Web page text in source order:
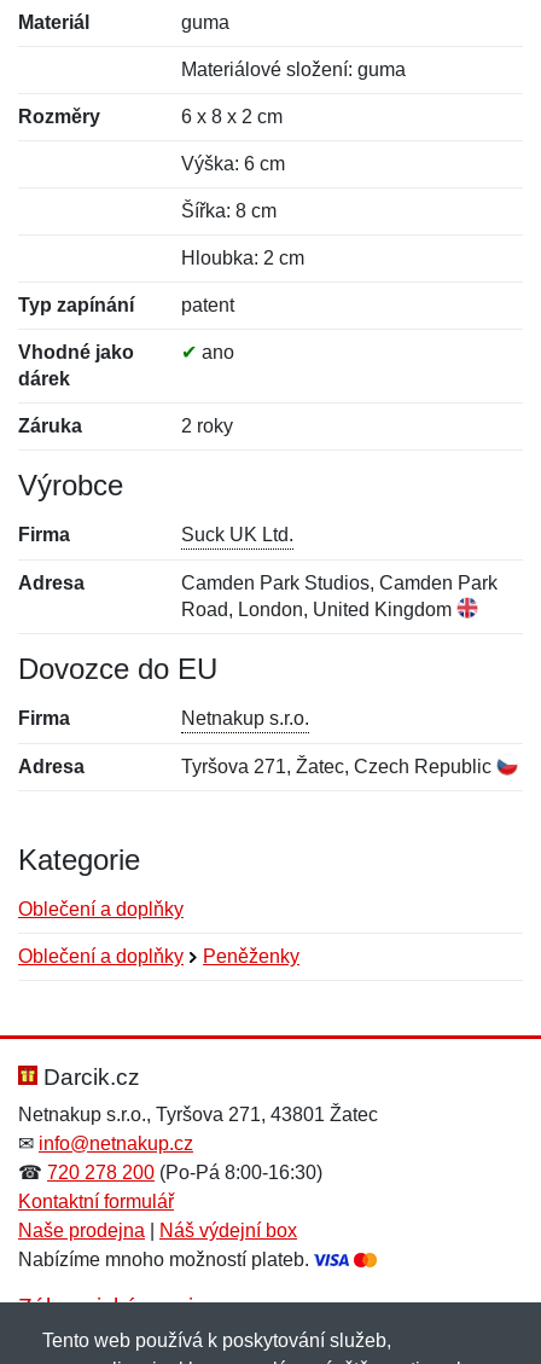
Materiál guma
Materiálové složení: guma
Rozměry 6 x 8 x 2 cm
Výška: 6 cm
Šířka: 8 cm
Hloubka: 2 cm
Typ zapínání patent
Vhodné jako
dárek
✔ ano
Záruka 2 roky
Výrobce
Firma Suck UK Ltd.
Adresa
Camden Park Studios, Camden Park
Road, London, United Kingdom
Dovozce do EU
Firma Netnakup s.r.o.
Adresa Tyršova 271, Žatec, Czech Republic
Kategorie
Oblečení a doplňky
Oblečení a doplňky Peněženky
Hodnocení:
Jméno: *
Jméno:
E-mail:*
Darcik.cz
Netnakup s.r.o., Tyršova 271, 43801 Žatec
✉ info@netnakup.cz
☎ 720 278 200 (Po-Pá 8:00-16:30)
Kontaktní formulář
Naše prodejna
Náš výdejní box
Nabízíme mnoho možností plateb.
Zákaznický servis
Novinky emailem
Tento web používá k poskytování služeb,